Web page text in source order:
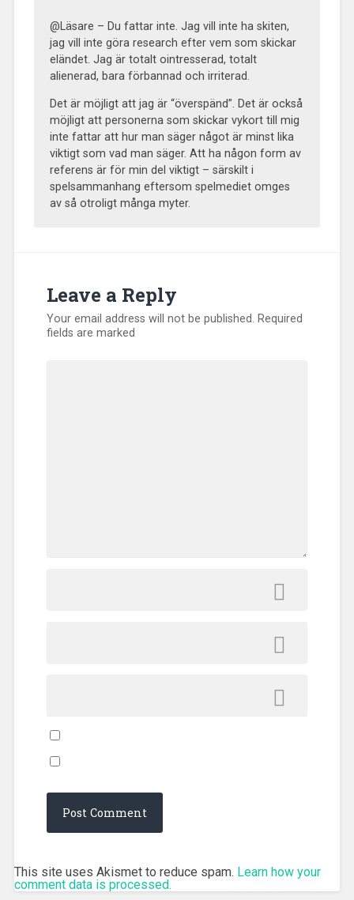
@Läsare – Du fattar inte. Jag vill inte ha skiten,
jag vill inte göra research efter vem som skickar
eländet. Jag är totalt ointresserad, totalt
alienerad, bara förbannad och irriterad.
Det är möjligt att jag är “överspänd”. Det är också
möjligt att personerna som skickar vykort till mig
inte fattar att hur man säger något är minst lika
viktigt som vad man säger. Att ha någon form av
referens är för min del viktigt – särskilt i
spelsammanhang eftersom spelmediet omges
av så otroligt många myter.
Leave a Reply
Your email address will not be published. Required
fields are marked
This site uses Akismet to reduce spam. Learn how your
comment data is processed.